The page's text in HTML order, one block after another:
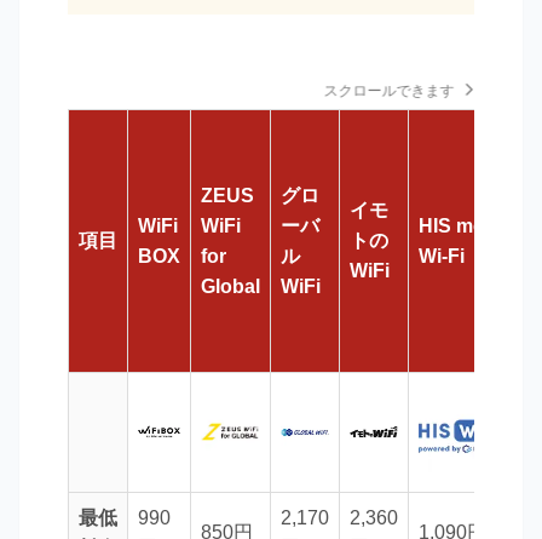
スクロールできます
項目
WiFi
BOX
ZEUS
WiFi
for
Global
グロ
ーバ
ル
WiFi
イモ
トの
WiFi
HIS mobile
Wi-Fi
最低
990
850円
2,170
2,360
1,090円